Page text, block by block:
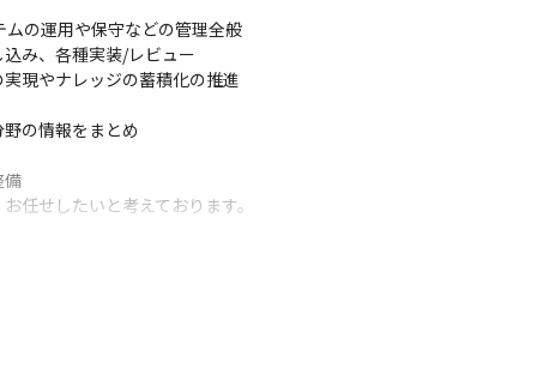
の運用や保守などの管理全般
み、各種実装/レビュー
現やナレッジの蓄積化の推進
の情報をまとめ
備
任せしたいと考えております。